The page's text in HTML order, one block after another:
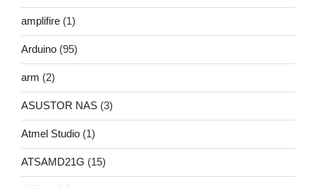
amplifire (1)
Arduino (95)
arm (2)
ASUSTOR NAS (3)
Atmel Studio (1)
ATSAMD21G (15)